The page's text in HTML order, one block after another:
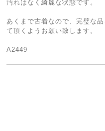
汚れはなく綺麗な状態です。
あくまで古着なので、完璧な
て頂くようお願い致します。
A2449